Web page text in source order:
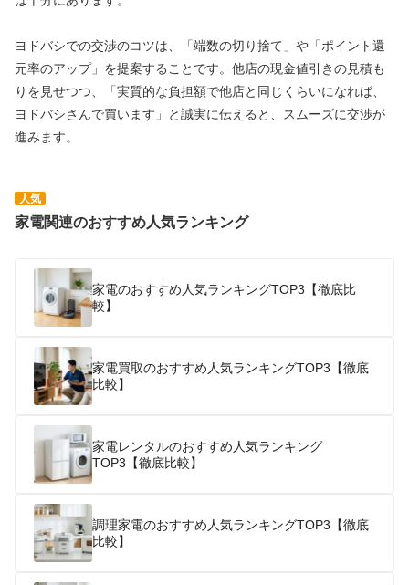
ヨドバシでの交渉のコツは、「端数の切り捨て」や「ポイント還
元率のアップ」を提案することです。他店の現金値引きの見積も
りを見せつつ、「実質的な負担額で他店と同じくらいになれば、
ヨドバシさんで買います」と誠実に伝えると、スムーズに交渉が
進みます。
人気
家電関連のおすすめ人気ランキング
家電のおすすめ人気ランキングTOP3【徹底比
較】
家電買取のおすすめ人気ランキングTOP3【徹底
比較】
家電レンタルのおすすめ人気ランキング
TOP3【徹底比較】
調理家電のおすすめ人気ランキングTOP3【徹底
比較】